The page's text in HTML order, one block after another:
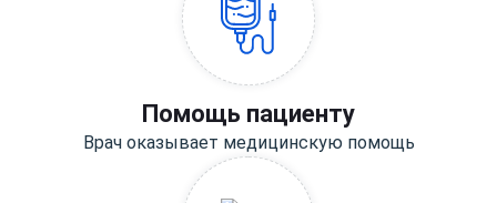
Помощь пациенту
Врач оказывает медицинскую помощь